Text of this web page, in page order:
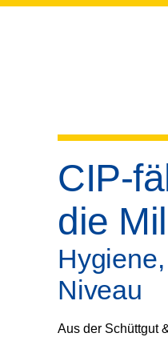
CIP-
die
Niveau
Aus der Schüttgut